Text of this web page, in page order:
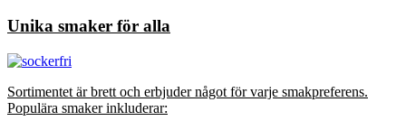
Unika smaker för alla
Sortimentet är brett och erbjuder något för varje smakpreferens.
Populära smaker inkluderar: